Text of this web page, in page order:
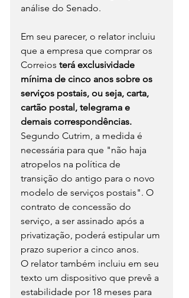
análise do Senado.
Em seu parecer, o relator incluiu
que a empresa que comprar os
Correios terá exclusividade
mínima de cinco anos sobre os
serviços postais, ou seja, carta,
cartão postal, telegrama e
demais correspondências.
Segundo Cutrim, a medida é
necessária para que "não haja
atropelos na política de
transição do antigo para o novo
modelo de serviços postais". O
contrato de concessão do
serviço, a ser assinado após a
privatização, poderá estipular um
prazo superior a cinco anos.
O relator também incluiu em seu
texto um dispositivo que prevê a
estabilidade por 18 meses para